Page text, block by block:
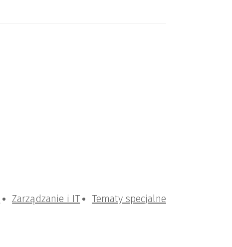
Zarządzanie i IT Tematy specjalne